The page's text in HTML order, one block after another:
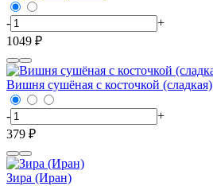
-
+
1049 ₽
Вишня сушёная с косточкой (сладкая)
-
+
379 ₽
Зира (Иран)